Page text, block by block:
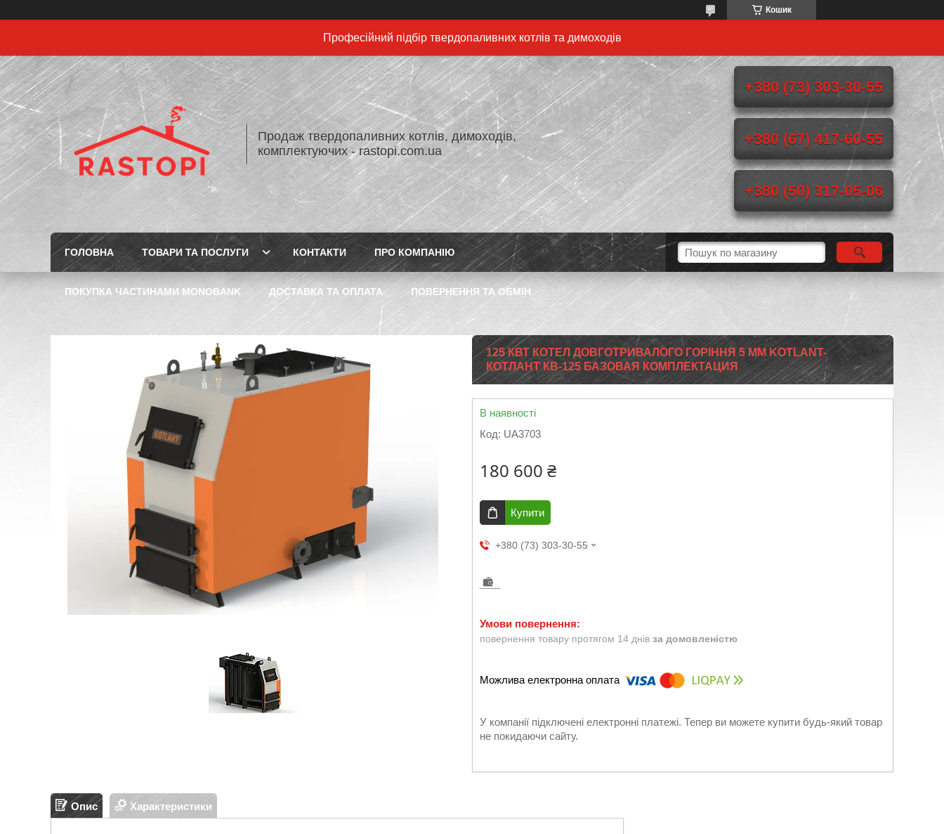
Кошик
Професійний підбір твердопаливних котлів та димоходів
Продаж твердопаливних котлів, димоходів,
комплектуючих - rastopi.com.ua
+380 (73) 303-30-55
+380 (67) 417-60-55
+380 (50) 317-05-06
ГОЛОВНА ТОВАРИ ТА ПОСЛУГИ КОНТАКТИ ПРО КОМПАНІЮ
ПОКУПКА ЧАСТИНАМИ MONOBANK ДОСТАВКА ТА ОПЛАТА ПОВЕРНЕННЯ ТА ОБМІН
125 КВТ КОТЕЛ ДОВГОТРИВАЛОГО ГОРІННЯ 5 ММ KOTLANT-
КОТЛАНТ КВ-125 БАЗОВАЯ КОМПЛЕКТАЦИЯ
В наявності
Код: UA3703
180 600 ₴
Купити
+380 (73) 303-30-55
повернення товару протягом 14 днів за домовленістю
У компанії підключені електронні платежі. Тепер ви можете купити будь-який товар
не покидаючи сайту.
Опис Характеристики